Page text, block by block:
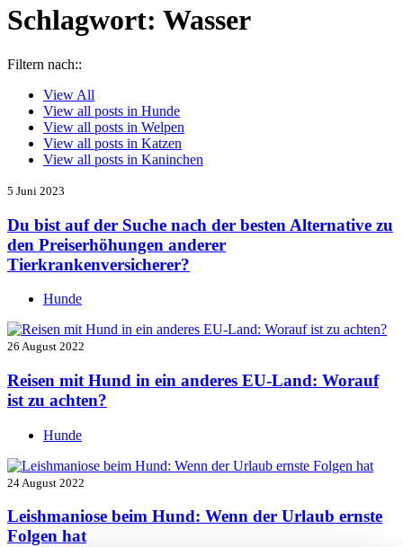
Schlagwort: Wasser
Filtern nach::
View All
View all posts in Hunde
View all posts in Welpen
View all posts in Katzen
View all posts in Kaninchen
5 Juni 2023
Du bist auf der Suche nach der besten Alternative zu
den Preiserhöhungen anderer
Tierkrankenversicherer?
Hunde
26 August 2022
Reisen mit Hund in ein anderes EU-Land: Worauf
ist zu achten?
Hunde
24 August 2022
Leishmaniose beim Hund: Wenn der Urlaub ernste
Folgen hat